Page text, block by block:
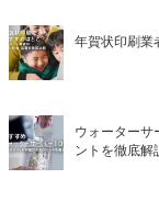
年賀状印刷業
ウォーターサ
ントを徹底解